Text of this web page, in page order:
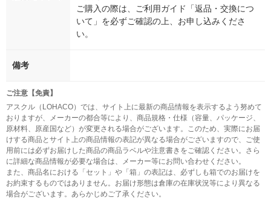
ご購入の際は、ご利用ガイド「返品・交換につ
いて」を必ずご確認の上、お申し込みくださ
い。
備考
ご注意【免責】
アスクル（LOHACO）では、サイト上に最新の商品情報を表示するよう努めて
おりますが、メーカーの都合等により、商品規格・仕様（容量、パッケージ、
原材料、原産国など）が変更される場合がございます。このため、実際にお届
けする商品とサイト上の商品情報の表記が異なる場合がございますので、ご使
用前には必ずお届けした商品の商品ラベルや注意書きをご確認ください。さら
に詳細な商品情報が必要な場合は、メーカー等にお問い合わせください。
また、商品名における「セット」や「箱」の表記は、必ずしも箱でのお届けを
お約束するものではありません。お届け形態は倉庫の在庫状況等により異なる
場合がございます。あらかじめご了承ください。